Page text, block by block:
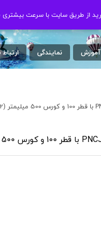
از طریق سایت با سرعت بیشتری
آموزش نمایندگی
ارتباط
از طریق سایت با سرعت بیشتری